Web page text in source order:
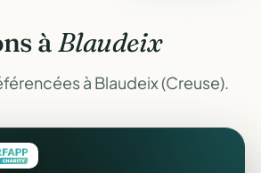
àBlaudeix
à Blaudeix (Creuse).